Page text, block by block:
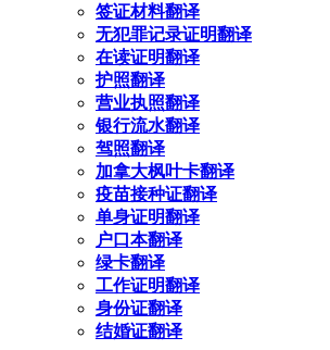
签证材料翻译
无犯罪记录证明翻译
在读证明翻译
护照翻译
营业执照翻译
银行流水翻译
驾照翻译
加拿大枫叶卡翻译
疫苗接种证翻译
单身证明翻译
户口本翻译
绿卡翻译
工作证明翻译
身份证翻译
结婚证翻译